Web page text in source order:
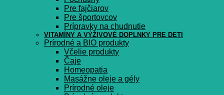
Pre fajčiarov
Pre športovcov
Prípravky na chudnutie
VITAMÍNY A VÝŽIVOVÉ DOPLNKY PRE DETI
Prírodné a BIO produkty
Včelie produkty
Čaje
Homeopatia
Masážne oleje a gély
Prírodné oleje